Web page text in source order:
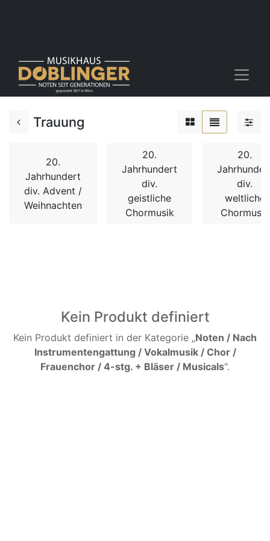
Trauung
20.
Jahrhundert
div. Advent /
Weihnachten
20.
Jahrhundert
div.
geistliche
Chormusik
20.
div.
weltliche
Chormusik
Kein Produkt definiert
Kein Produkt definiert in der Kategorie „Noten / Nach
Instrumentengattung / Vokalmusik / Chor /
Frauenchor / 4-stg. + Bläser / Musicals".